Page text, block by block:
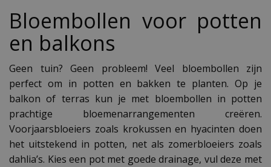
Bloembollen voor potten
en balkons
Geen tuin? Geen probleem! Veel bloembollen zijn
perfect om in potten en bakken te planten. Op je
balkon of terras kun je met bloembollen in potten
prachtige bloemenarrangementen creëren.
Voorjaarsbloeiers zoals krokussen en hyacinten doen
het uitstekend in potten, net als zomerbloeiers zoals
dahlia’s. Kies een pot met goede drainage, vul deze met